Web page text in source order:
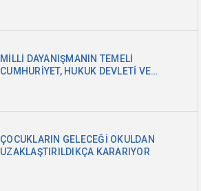
MİLLİ DAYANIŞMANIN TEMELİ
CUMHURİYET, HUKUK DEVLETİ VE
ÇOCUKLARIN GELECEĞİ OKULDAN
UZAKLAŞTIRILDIKÇA KARARIYOR